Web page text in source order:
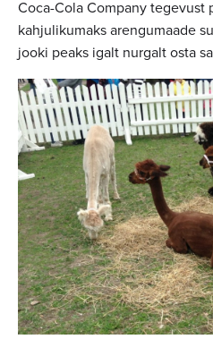
Coca-Cola Company tegevust
kahjulikumaks arengumaade
jooki peaks igalt nurgalt osta